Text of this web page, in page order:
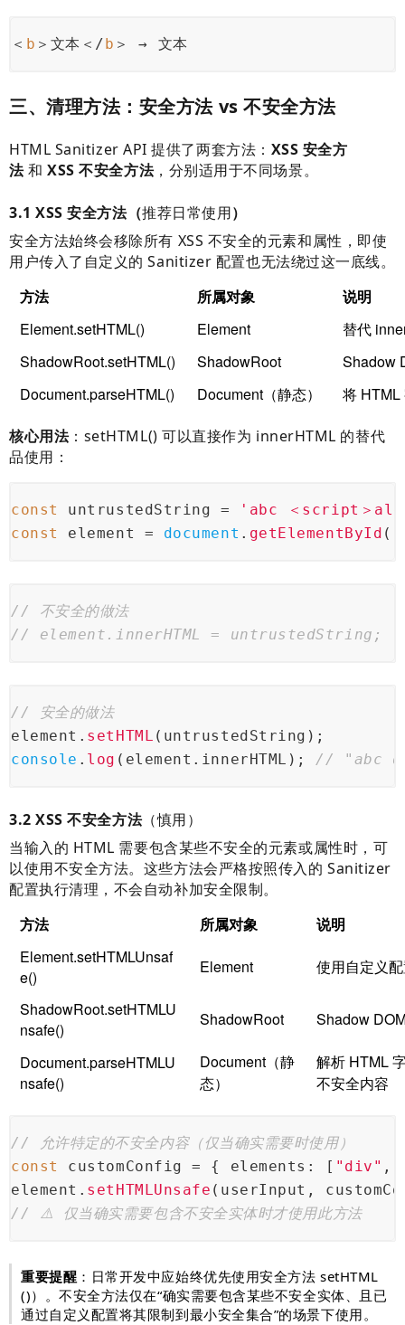
＜ b ＞文本＜/b ＞ → 文本
三、清理方法：安全方法 vs 不安全方法
HTML Sanitizer API 提供了两套方法： XSS 安全方
法和XSS 不安全方法，分别适用于不同场景。
3.1 XSS 安全方法（推荐日常使用）
安全方法始终会移除所有 XSS 不安全的元素和属性，即使
用户传入了自定义的 Sanitizer 配置也无法绕过这一底线。
方法 所属对象
说明
Element.setHTML()
Element
替代
ShadowRoot.setHTML()
ShadowRoot
Shadow
Document.parseHTML()
Document（静态） 将
核心用法：setHTML() 可以直接作为 innerHTML 的替代
品使用：
const untrustedString =
'abc ＜script＞
const
element = document . getElementById (
// 不安全的做法
// element.innerHTML = untrustedString;
// 安全的做法
element. setHTML (untrustedString);
console . log (element. innerHTML ); // "abc
3.2 XSS 不安全方法（慎用）
当输入的 HTML 需要包含某些不安全的元素或属性时，可
以使用不安全方法。这些方法会严格按照传入的 Sanitizer
配置执行清理，不会自动补加安全限制。
方法 所属对象
说明
Element.setHTMLUnsaf
e()
Element 使用自定义
ShadowRoot.setHTMLU
nsafe()
ShadowRoot Shadow
Document.parseHTMLU
nsafe()
Document（静
态）
解析 HTML
不安全内容
// 允许特定的不安全内容（仅当确实需要时使用）
const
customConfig = { elements : [ "div" ,
element. setHTMLUnsafe (userInput,
// ⚠️ 仅当确实需要包含不安全实体时才使用此方法
重要提醒 ：日常开发中应始终优先使用安全方法 setHTML
()）。不安全方法仅在“确实需要包含某些不安全实体、且已
通过自定义配置将其限制到最小安全集合”的场景下使用。